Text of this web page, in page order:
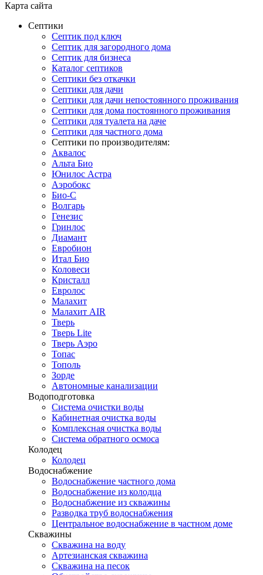
Карта сайта
Септики
Септик под ключ
Септик для загородного дома
Септик для бизнеса
Каталог септиков
Септики без откачки
Септики для дачи
Септики для дачи непостоянного проживания
Септики для дома постоянного проживания
Септики для туалета на даче
Септики для частного дома
Септики по производителям:
Аквалос
Альта Био
Юнилос Астра
Аэробокс
Био-С
Волгарь
Генезис
Гринлос
Диамант
Евробион
Итал Био
Коловеси
Кристалл
Евролос
Малахит
Малахит AIR
Тверь
Тверь Lite
Тверь Аэро
Топас
Тополь
Зорде
Автономные канализации
Водоподготовка
Система очистки воды
Кабинетная очистка воды
Комплексная очистка воды
Система обратного осмоса
Колодец
Колодец
Водоснабжение
Водоснабжение частного дома
Водоснабжение из колодца
Водоснабжение из скважины
Разводка труб водоснабжения
Центральное водоснабжение в частном доме
Скважины
Скважина на воду
Артезианская скважина
Скважина на песок